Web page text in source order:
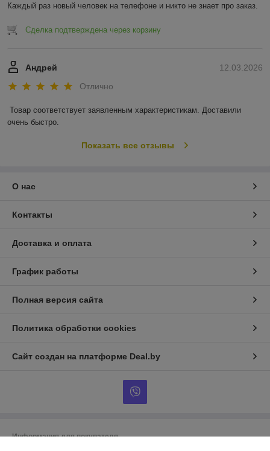
Каждый раз новый человек на телефоне и никто не знает про заказ.
Сделка подтверждена через корзину
12.03.2026
Андрей
Отлично
Товар соответствует заявленным характеристикам. Доставили
очень быстро.
Показать все отзывы
О нас
Контакты
Доставка и оплата
График работы
Полная версия сайта
Политика обработки cookies
Сайт создан на платформе Deal.by
Информация для покупателя